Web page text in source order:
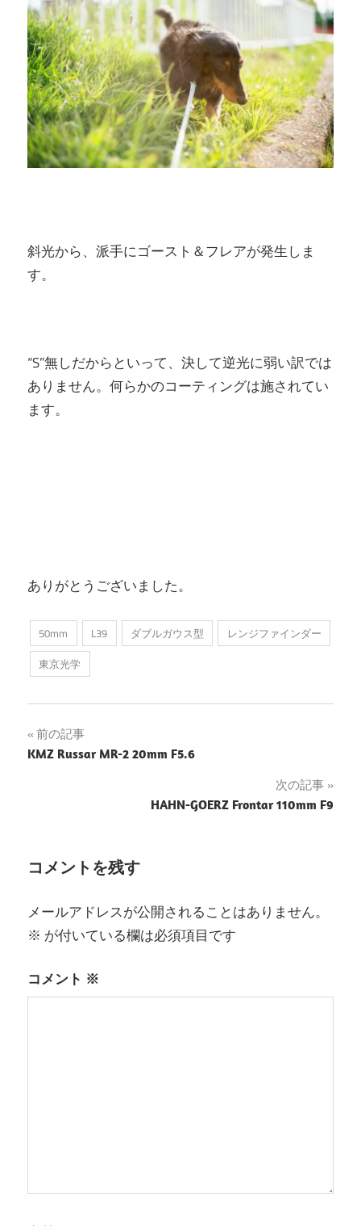
斜光から、派手にゴースト＆フレアが発生しま
す。
“S”無しだからといって、決して逆光に弱い訳では
ありません。何らかのコーティングは施されてい
ます。
ありがとうございました。
50mm L39 ダブルガウス型
レンジファインダー
東京光学
投
稿
ゲ
シ
ン
前の記事
KMZ Russar MR-2 20mm F5.6
次の記事
HAHN-GOERZ Frontar 110mm F9
コメントを残す
メールアドレスが公開されることはありません。
※ が付いている欄は必須項目です
コメント ※